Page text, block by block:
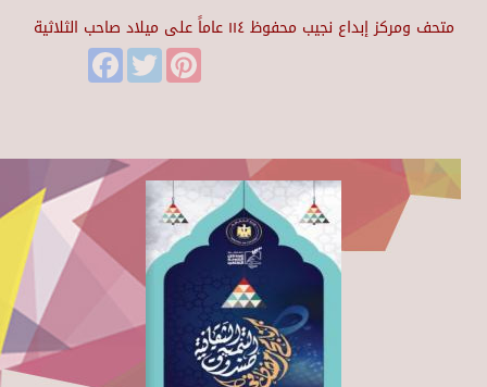
متحف ومركز إبداع نجيب محفوظ ١١٤ عاماً على ميلاد صاحب الثلاثية
FacebookTwitter